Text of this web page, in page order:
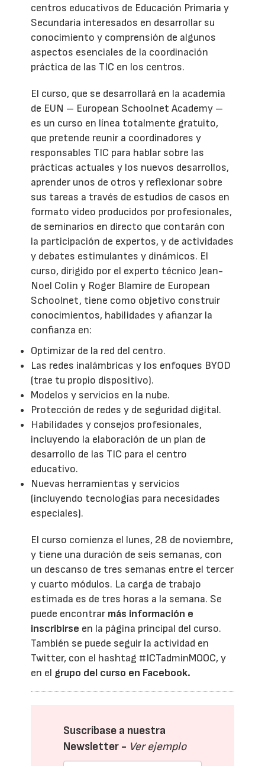
centros educativos de Educación Primaria y
Secundaria interesados en desarrollar su
conocimiento y comprensión de algunos
aspectos esenciales de la coordinación
práctica de las TIC en los centros.
El curso, que se desarrollará en la academia
de EUN – European Schoolnet Academy –
es un curso en línea totalmente gratuito,
que pretende reunir a coordinadores y
responsables TIC para hablar sobre las
prácticas actuales y los nuevos desarrollos,
aprender unos de otros y reflexionar sobre
sus tareas a través de estudios de casos en
formato video producidos por profesionales,
de seminarios en directo que contarán con
la participación de expertos, y de actividades
y debates estimulantes y dinámicos. El
curso, dirigido por el experto técnico Jean-
Noel Colin y Roger Blamire de European
Schoolnet, tiene como objetivo construir
conocimientos, habilidades y afianzar la
confianza en:
Optimizar de la red del centro.
Las redes inalámbricas y los enfoques BYOD
(trae tu propio dispositivo).
Modelos y servicios en la nube.
Protección de redes y de seguridad digital.
Habilidades y consejos profesionales,
incluyendo la elaboración de un plan de
desarrollo de las TIC para el centro
educativo.
Nuevas herramientas y servicios
(incluyendo tecnologías para necesidades
especiales).
El curso comienza el lunes, 28 de noviembre,
y tiene una duración de seis semanas, con
un descanso de tres semanas entre el tercer
y cuarto módulos. La carga de trabajo
estimada es de tres horas a la semana. Se
puede encontrar más información e
inscribirse en la página principal del curso.
También se puede seguir la actividad en
Twitter, con el hashtag #ICTadminMOOC, y
en el grupo del curso en Facebook.
Suscríbase a nuestra
Newsletter - Ver ejemplo